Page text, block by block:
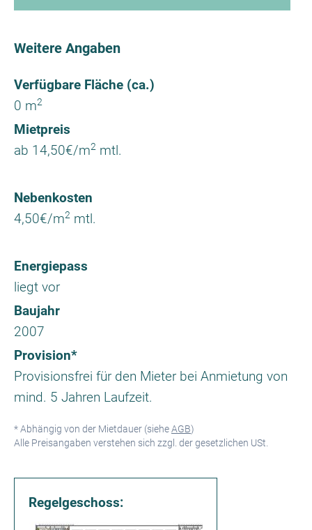
Weitere Angaben
Verfügbare Fläche (ca.)
0 m2
Mietpreis
ab 14,50€/m2 mtl.
Nebenkosten
4,50€/m2 mtl.
Energiepass
liegt vor
Baujahr
2007
Provision*
Provisionsfrei für den Mieter bei Anmietung von
mind. 5 Jahren Laufzeit.
* Abhängig von der Mietdauer (sieheAGB)
Alle Preisangaben verstehen sich zzgl. der gesetzlichen USt.
Regelgeschoss: